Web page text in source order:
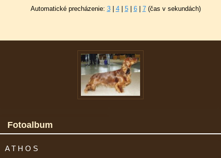
Automatické precházenie: 3| 4| 5| 6| 7(čas v sekundách)
Fotoalbum
A T H O S